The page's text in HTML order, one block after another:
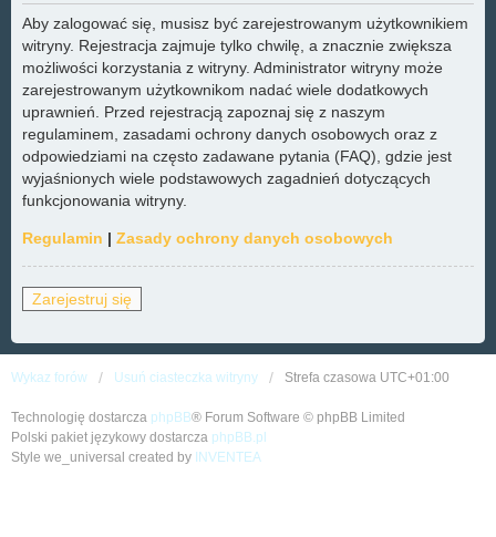
Aby zalogować się, musisz być zarejestrowanym użytkownikiem
witryny. Rejestracja zajmuje tylko chwilę, a znacznie zwiększa
możliwości korzystania z witryny. Administrator witryny może
zarejestrowanym użytkownikom nadać wiele dodatkowych
uprawnień. Przed rejestracją zapoznaj się z naszym
regulaminem, zasadami ochrony danych osobowych oraz z
odpowiedziami na często zadawane pytania (FAQ), gdzie jest
wyjaśnionych wiele podstawowych zagadnień dotyczących
funkcjonowania witryny.
Regulamin | Zasady ochrony danych osobowych
Zarejestruj się
Wykaz forów Usuń ciasteczka witryny Strefa czasowa UTC+01:00
Technologię dostarcza phpBB® Forum Software © phpBB Limited
Polski pakiet językowy dostarcza phpBB.pl
Style we_universal created by INVENTEA